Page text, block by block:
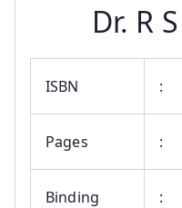
Dr. R
ISBN :
Pages :
Binding :